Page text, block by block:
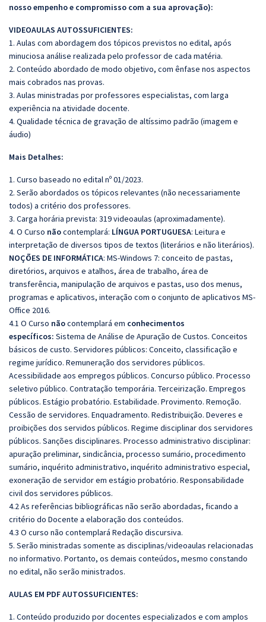
nosso empenho e compromisso com a sua aprovação):
VIDEOAULAS AUTOSSUFICIENTES:
1. Aulas com abordagem dos tópicos previstos no edital, após
minuciosa análise realizada pelo professor de cada matéria.
2. Conteúdo abordado de modo objetivo, com ênfase nos aspectos
mais cobrados nas provas.
3. Aulas ministradas por professores especialistas, com larga
experiência na atividade docente.
4. Qualidade técnica de gravação de altíssimo padrão (imagem e
áudio)
Mais Detalhes:
1. Curso baseado no edital nº 01/2023.
2. Serão abordados os tópicos relevantes (não necessariamente
todos) a critério dos professores.
3. Carga horária prevista: 319 videoaulas (aproximadamente).
4. O Curso nãocontemplará: LÍNGUA PORTUGUESA: Leitura e
interpretação de diversos tipos de textos (literários e não literários).
NOÇÕES DE INFORMÁTICA: MS-Windows 7: conceito de pastas,
diretórios, arquivos e atalhos, área de trabalho, área de
transferência, manipulação de arquivos e pastas, uso dos menus,
programas e aplicativos, interação com o conjunto de aplicativos MS-
Office 2016.
4.1 O Curso nãocontemplará em conhecimentos
específicos: Sistema de Análise de Apuração de Custos. Conceitos
básicos de custo. Servidores públicos: Conceito, classificação e
regime jurídico. Remuneração dos servidores públicos.
Acessibilidade aos empregos públicos. Concurso público. Processo
seletivo público. Contratação temporária. Terceirização. Empregos
públicos. Estágio probatório. Estabilidade. Provimento. Remoção.
Cessão de servidores. Enquadramento. Redistribuição. Deveres e
proibições dos servidos públicos. Regime disciplinar dos servidores
públicos. Sanções disciplinares. Processo administrativo disciplinar:
apuração preliminar, sindicância, processo sumário, procedimento
sumário, inquérito administrativo, inquérito administrativo especial,
exoneração de servidor em estágio probatório. Responsabilidade
civil dos servidores públicos.
4.2 As referências bibliográficas não serão abordadas, ficando a
critério do Docente a elaboração dos conteúdos.
4.3 O curso não contemplará Redação discursiva.
5. Serão ministradas somente as disciplinas/videoaulas relacionadas
no informativo. Portanto, os demais conteúdos, mesmo constando
no edital, não serão ministrados.
AULAS EM PDF AUTOSSUFICIENTES:
1. Conteúdo produzido por docentes especializados e com amplos